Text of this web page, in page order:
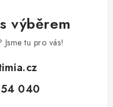
výběrem
tu pro vás!
040